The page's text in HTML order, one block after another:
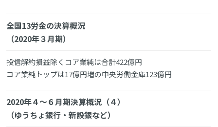
全国13労金の決算概況
（2020年３月期）
投信解約損益除くコア業純は合計422億円
コア業純トップは17億円増の中央労働金庫123億円
2020年４～６月期決算概況（４）
（ゆうちょ銀行・新設銀など）